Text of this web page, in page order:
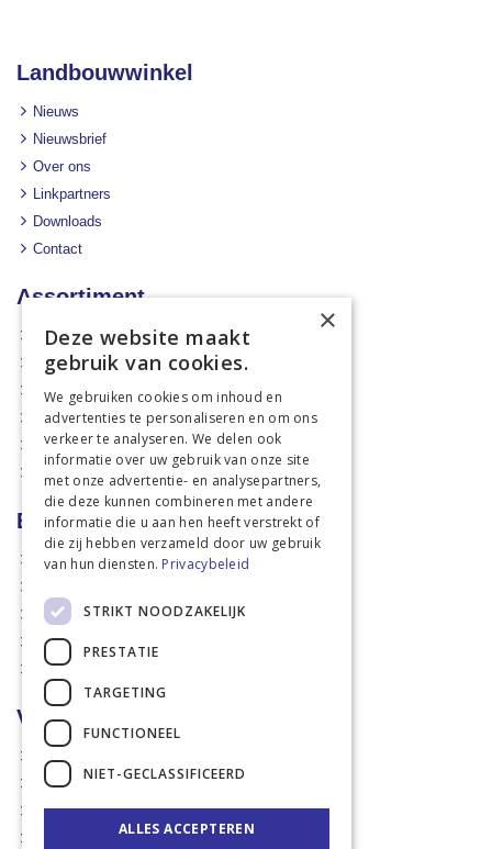
Landbouwwinkel
Nieuws
Nieuwsbrief
Over ons
Linkpartners
Downloads
Contact
Assortiment
Aanbiedingen
Mechanisatie
Stal & Erf
Weidetechniek
Dierbenodigdheden
Actiefolders
Betalen en verzenden
Hoe bestellen?
Afhaalmogelijkheden
Verzendkosten
Retouren
Voorwaarden
Privacy policy & Cookies
Algemene voorwaarden
Garantie en klachten
×
Deze website maakt
gebruik van cookies.
We gebruiken cookies om inhoud en
advertenties te personaliseren en om ons
verkeer te analyseren. We delen ook
informatie over uw gebruik van onze site
met onze advertentie- en analysepartners,
die deze kunnen combineren met andere
informatie die u aan hen heeft verstrekt of
die zij hebben verzameld door uw gebruik
van hun diensten. Privacybeleid
STRIKT NOODZAKELIJK
PRESTATIE
TARGETING
FUNCTIONEEL
NIET-GECLASSIFICEERD
ALLES ACCEPTEREN